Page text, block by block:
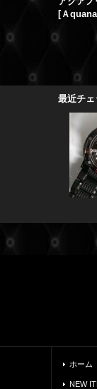
[Ａ
最近チ
ホーム
NEW